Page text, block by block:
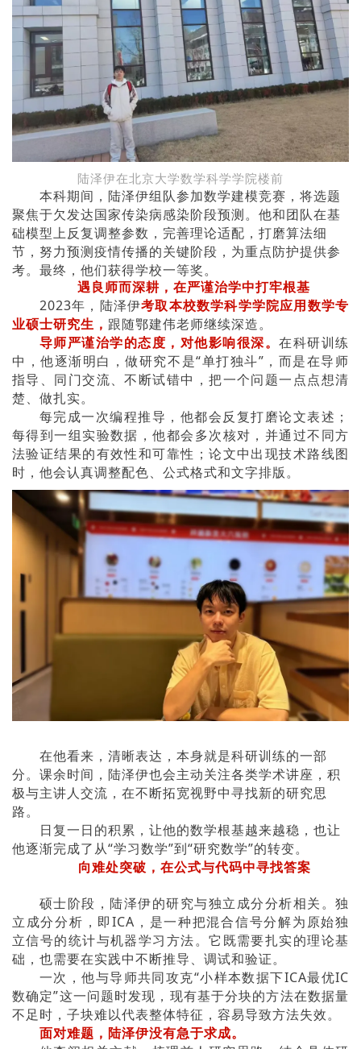
陆泽伊在北京大学数学科学学院楼前
本科期间，陆泽伊组队参加数学建模竞赛，将选题
聚焦于欠发达国家传染病感染阶段预测。他和团队在基
础模型上反复调整参数，完善理论适配，打磨算法细
节，努力预测疫情传播的关键阶段，为重点防护提供参
考。 最终，他们获得学校一等奖。
遇良师而深耕，在严谨治学中打牢根基
2023年，陆泽伊考取本校数学科学学院应用数学专
业硕士研究生 ， 跟随鄂建伟老师继续深造。
导师严谨治学的态度，对他影响很深。在科研训练
中，他逐渐明白，做研究不是“单打独斗”，而是在导师
指导、同门交流、不断试错中，把一个问题一点点想清
楚、做扎实。
每完成一次编程推导，他都会反复打磨论文表述；
每得到一组实验数据，他都会多次核对，并通过不同方
法验证结果的有效性和可靠性；论文中出现技术路线图
时，他会认真调整配色、公式格式和文字排版。
在他看来，清晰表达，本身就是科研训练的一部
分。 课余时间，陆泽伊也会主动关注各类学术讲座，积
极与主讲人交流，在不断拓宽视野中寻找新的研究思
路。
日复一日的积累，让他的数学根基越来越稳，也让
他逐渐完成了从“学习数学”到“研究数学”的转变。
向难处突破，在公式与代码中寻找答案
硕士阶段，陆泽伊的研究与独立成分分析相关。 独
立成分分析，即ICA，是一种把混合信号分解为原始独
立信号的统计与机器学习方法。它既需要扎实的理论基
础，也需要在实践中不断推导、调试和验证。
一次，他与导师共同攻克“小样本数据下ICA最优IC
数确定”这一问题时发现，现有基于分块的方法在数据量
不足时，子块难以代表整体特征，容易导致方法失效。
面对难题，陆泽伊没有急于求成。